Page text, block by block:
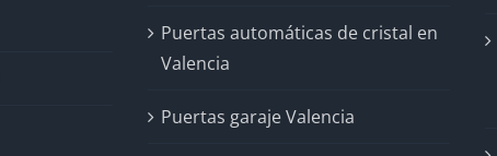
Puertas automáticas de cristal en
Valencia
Puertas garaje Valencia